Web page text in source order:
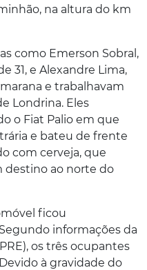
na altura do km
como Emerson Sobral,
31, e Alexandre Lima,
e trabalhavam
Londrina. Eles
o Fiat Palio em que
e bateu de frente
com cerveja, que
destino ao norte do
ficou
informações da
os três ocupantes
à gravidade do